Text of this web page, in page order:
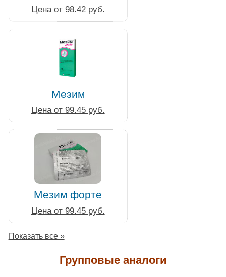
Цена от 98.42 руб.
Мезим
Цена от 99.45 руб.
Мезим форте
Цена от 99.45 руб.
Показать все »
Групповые аналоги